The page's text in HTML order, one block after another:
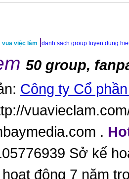
vua việc làm |danh sach group tuyen dung
50 group,
Công ty Cổ
.
Sở kế
hoạt động 7 năm